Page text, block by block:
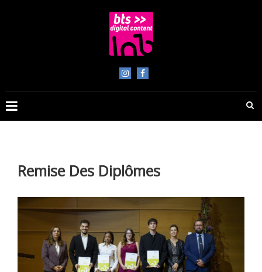
Digital
Content
Remise Des Diplômes